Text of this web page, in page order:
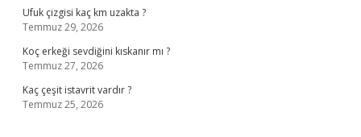
Ufuk çizgisi kaç km uzakta ?
Temmuz 29, 2026
Koç erkeği sevdiğini kıskanır mı ?
Temmuz 27, 2026
Kaç çeşit istavrit vardır ?
Temmuz 25, 2026